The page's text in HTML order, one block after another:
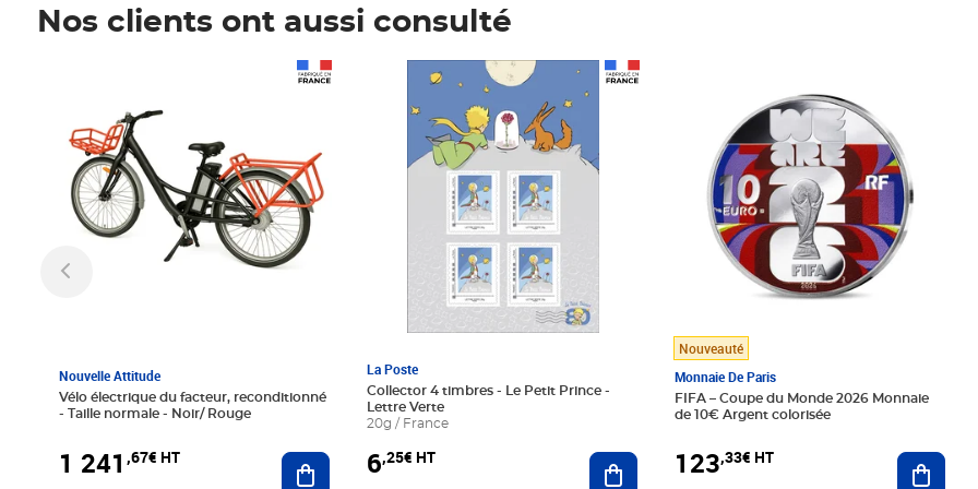
Nos clients ont aussi consulté
Nouvelle Attitude
Vélo électrique du facteur, reconditionné
- Taille normale - Noir/ Rouge
1 241 ,67€ HT Ajouter au panier
La Poste
Collector 4 timbres - Le Petit Prince -
Lettre Verte
20g / France
6,25€ HT
Prix 6,25€ HT
Ajouter au panier
Nouveauté
Monnaie De Paris
FIFA – Coupe du Monde 2026 Monnaie
de 10€ Argent colorisée
123,33€ HT